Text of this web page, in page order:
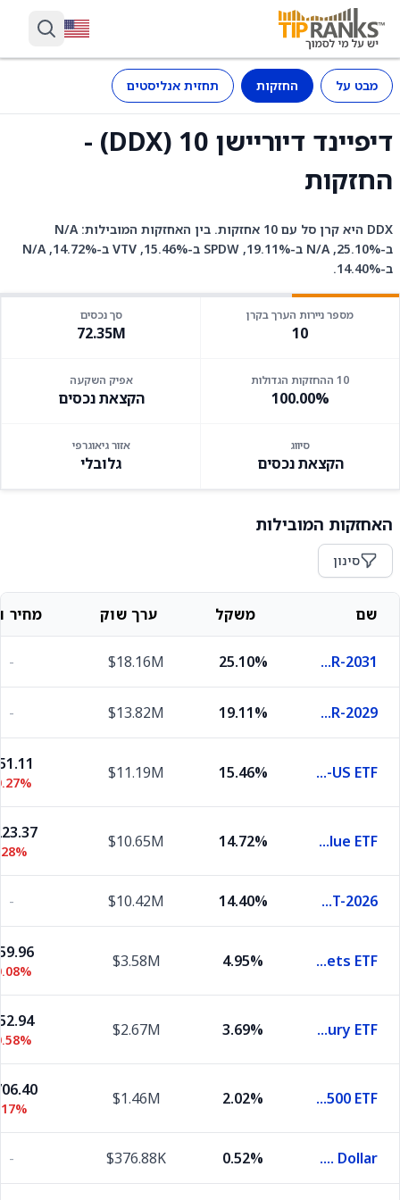
מבט על החזקות תחזית אנליסטים
דיפיינד דיוריישן 10 (DDX) -
החזקות
DDX היא קרן סל עם 10 אחזקות. בין האחזקות המובילות: N/A
ב-25.10%, N/A ב-19.11%, SPDW ב-15.46%, VTV ב-14.72%, N/A
ב-14.40%.
מספר ניירות הערך בקרן
10
סך נכסים
72.35M
10 ההחזקות הגדולות
100.00%
אפיק השקעה
הקצאת נכסים
סיווג
הקצאת נכסים
אזור גיאוגרפי
גלובלי
האחזקות המובילות
סינון
שם משקל ערך שוק מחיר
United States Treasury Notes 3.875% 30-APR-2031
25.10%
$18.16M
-
United States Treasury Notes 3.5% 15-MAR-2029
19.11%
$13.82M
-
SPDR Portfolio Developed World ex-US ETF
15.46%
$11.19M
Vanguard Value ETF
14.72%
$10.65M
United States Treasury Bills 0.0% 29-OCT-2026
14.40%
$10.42M
-
Vanguard FTSE Emerging Markets ETF
4.95%
$3.58M
Vanguard Long-Term Treasury ETF
3.69%
$2.67M
Vanguard S&P 500 ETF
2.02%
$1.46M
U.S. Dollar
0.52%
$376.88K
-